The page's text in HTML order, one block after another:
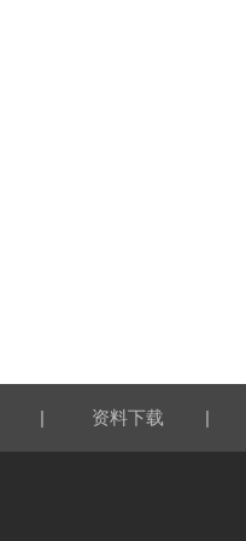
| 资料下载 |